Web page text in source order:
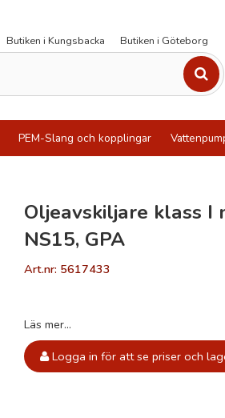
Butiken i Kungsbacka Butiken i Göteborg
PEM-Slang och kopplingar
Oljeavskiljare klass I
NS15, GPA
Art.nr: 5617433
Läs mer...
Logga in för att se priser och